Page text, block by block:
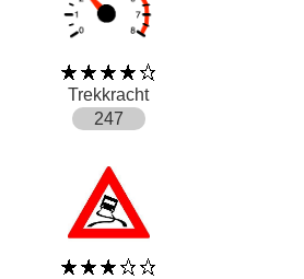
Trekkracht
247